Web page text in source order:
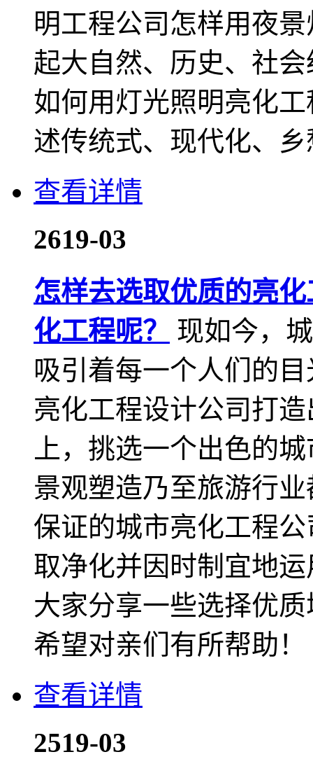
明工程公司怎样用夜
起大自然、历史、社
如何用灯光照明亮化
述传统式、现代化、
查看详情
2619-03
怎样去选取优质的亮
化工程呢？
现如今，
吸引着每一个人们的
亮化工程设计公司打
上，挑选一个出色的
景观塑造乃至旅游行
保证的城市亮化工程
取净化并因时制宜地
大家分享一些选择优
希望对亲们有所帮助！
查看详情
2519-03